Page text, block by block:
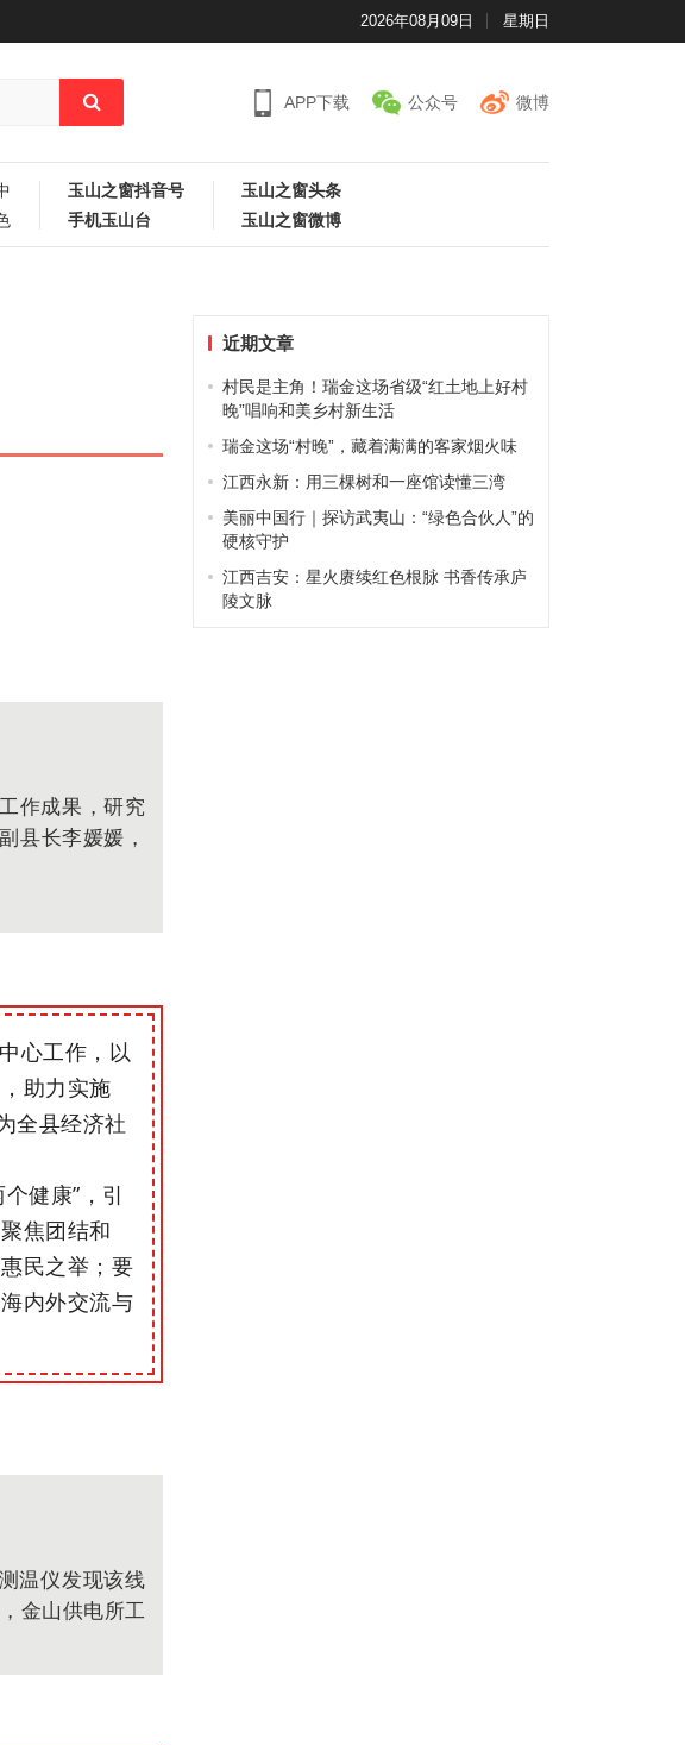
2026年08月09日 星期日
APP下载 公众号 微博
玉山之窗抖音号
手机玉山台
玉山之窗头条
玉山之窗微博
作成果，研究
县长李媛媛，
心工作，以
助力实施
全县经济社
健康”，引
焦团结和
民之举；要
内外交流与
温仪发现该线
金山供电所工
近期文章
村民是主角！瑞金这场省级“红土地上好村
晚”唱响和美乡村新生活
瑞金这场“村晚”，藏着满满的客家烟火味
江西永新：用三棵树和一座馆读懂三湾
美丽中国行｜探访武夷山：“绿色合伙人”的
硬核守护
江西吉安：星火赓续红色根脉 书香传承庐
陵文脉